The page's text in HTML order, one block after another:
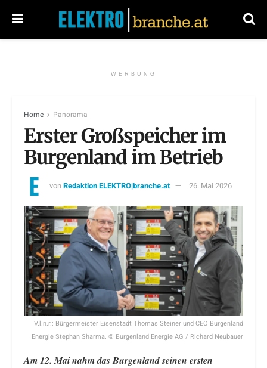
WERBUNG
Home Panorama
Erster Großspeicher im
Burgenland im Betrieb
vonRedaktion ELEKTRO|branche.at 26. Mai 2026
V.l.n.r.: Bürgermeister Eisenstadt Thomas Steiner und CEO Burgenland
Energie Stephan Sharma. © Burgenland Energie AG / Richard Neubauer
Am 12. Mai nahm das Burgenland seinen ersten